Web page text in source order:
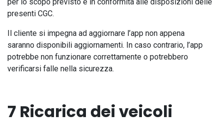
presenti CGC.
Il cliente si impegna ad aggiornare l’app non appena
saranno disponibili aggiornamenti. In caso contrario, l’app
potrebbe non funzionare correttamente o potrebbero
verificarsi falle nella sicurezza.
7 Ricarica dei veicoli